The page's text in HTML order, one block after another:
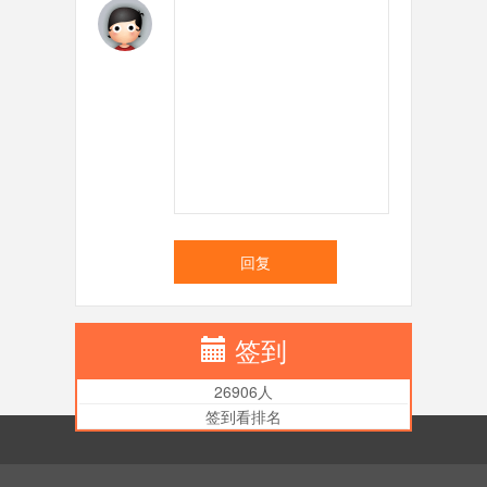
回复
签到
26906人
签到看排名